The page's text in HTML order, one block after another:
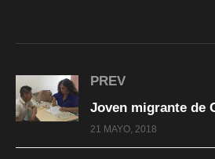
PREV
21 MAYO, 2018